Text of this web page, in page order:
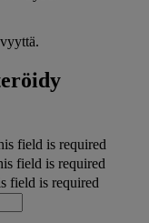
field is required
field is required
field is required